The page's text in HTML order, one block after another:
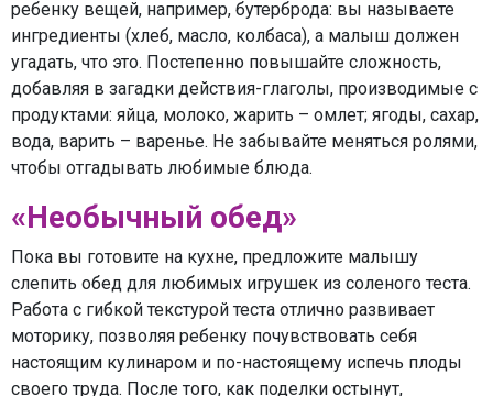
ребенку вещей, например, бутерброда: вы называете
ингредиенты (хлеб, масло, колбаса), а малыш должен
угадать, что это. Постепенно повышайте сложность,
добавляя в загадки действия-глаголы, производимые с
продуктами: яйца, молоко, жарить – омлет; ягоды, сахар,
вода, варить – варенье. Не забывайте меняться ролями,
чтобы отгадывать любимые блюда.
«Необычный обед»
Пока вы готовите на кухне, предложите малышу
слепить обед для любимых игрушек из соленого теста.
Работа с гибкой текстурой теста отлично развивает
моторику, позволяя ребенку почувствовать себя
настоящим кулинаром и по-настоящему испечь плоды
своего труда. После того, как поделки остынут,